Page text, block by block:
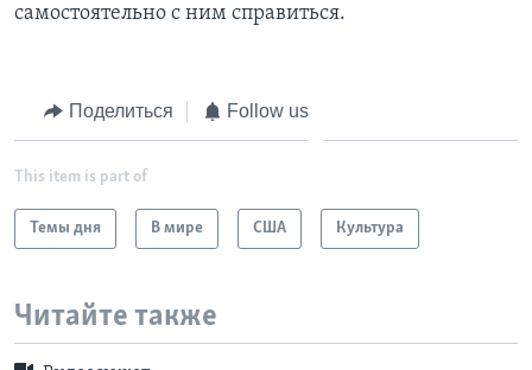
самостоятельно с ним справиться.
Поделиться Follow us
This item is part of
Темы дня В мире США Культура
Читайте также